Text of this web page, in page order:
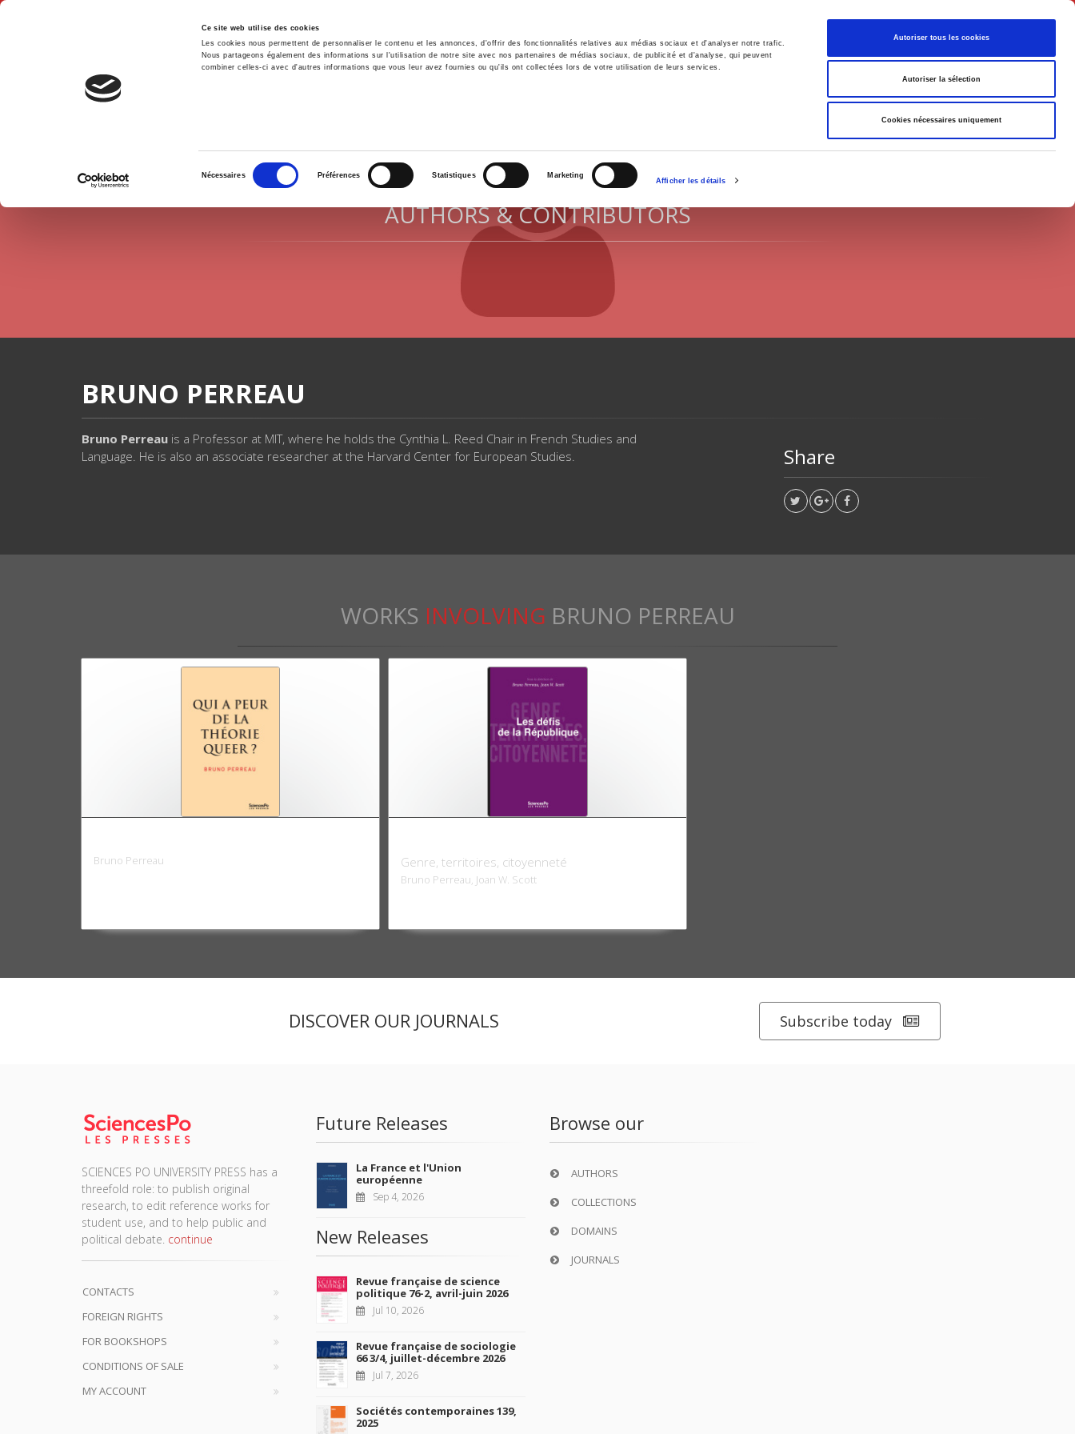
Ce site web utilise des cookies
Les cookies nous permettent de personnaliser le contenu et les annonces, d'offrir des fonctionnalités relatives aux médias sociaux et d'analyser notre trafic.
Nous partageons également des informations sur l'utilisation de notre site avec nos partenaires de médias sociaux, de publicité et d'analyse, qui peuvent
combiner celles-ci avec d'autres informations que vous leur avez fournies ou qu'ils ont collectées lors de votre utilisation de leurs services.
consentement
Nécessaires Préférences Statistiques Marketing
Afficher les détails
Autoriser tous les cookies
Autoriser la sélection
Cookies nécessaires uniquement
English
Home Environment History International Politics
AUTHORS & CONTRIBUTORS
BRUNO PERREAU
Bruno Perreau is a Professor at MIT, where he holds the Cynthia L. Reed Chair in French Studies and
Language. He is also an associate researcher at the Harvard Center for European Studies.
Share
WORKS INVOLVING BRUNO PERREAU
Bruno Perreau Genre, territoires, citoyenneté
Bruno Perreau, Joan W. Scott
DISCOVER OUR JOURNALS Subscribe today
SCIENCES PO UNIVERSITY PRESS has a
threefold role: to publish original
research, to edit reference works for
student use, and to help public and
political debate. continue
CONTACTS
FOREIGN RIGHTS
FOR BOOKSHOPS
CONDITIONS OF SALE
MY ACCOUNT
Future Releases
La France et l'Union
européenne
Sep 4, 2026
New Releases
Revue française de science
politique 76-2, avril-juin 2026
Jul 10, 2026
Revue française de sociologie
66 3/4, juillet-décembre 2026
Jul 7, 2026
Sociétés contemporaines 139,
2025
Browse our
AUTHORS
COLLECTIONS
DOMAINS
JOURNALS